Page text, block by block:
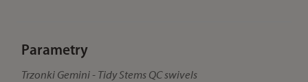
Parametry
Trzonki Gemini - Tidy Stems QC swivels